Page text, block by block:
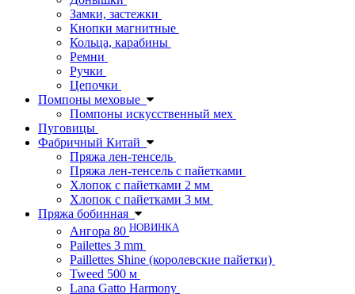
Замки, застежки
Кнопки магнитные
Кольца, карабины
Ремни
Ручки
Цепочки
Помпоны меховые
Помпоны искусственный мех
Пуговицы
Фабричный Китай
Пряжа лен-тенсель
Пряжа лен-тенсель с пайетками
Хлопок с пайетками 2 мм
Хлопок с пайетками 3 мм
Пряжа бобинная
Ангора 80 НОВИНКА
Pailettes 3 mm
Paillettes Shine (королевские пайетки)
Tweed 500 м
Lana Gatto Harmony